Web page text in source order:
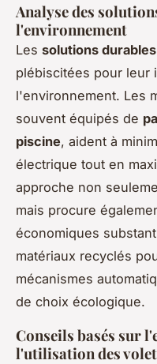
Analyse des
l'environnement
Les solutions
plébiscitées pour leur
l'environnement. Les
souvent équipés de
piscine, aident à
électrique tout en
approche non
mais procure
économiques
matériaux recyclés
mécanismes
de choix écologique.
Conseils basés sur
l'utilisation des